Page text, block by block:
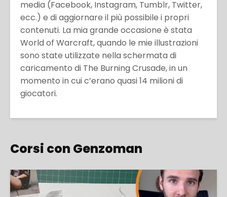
media (Facebook, Instagram, Tumblr, Twitter,
ecc.) e di aggiornare il più possibile i propri
contenuti. La mia grande occasione è stata
World of Warcraft, quando le mie illustrazioni
sono state utilizzate nella schermata di
caricamento di The Burning Crusade, in un
momento in cui c’erano quasi 14 milioni di
giocatori.
Corsi con Genzoman